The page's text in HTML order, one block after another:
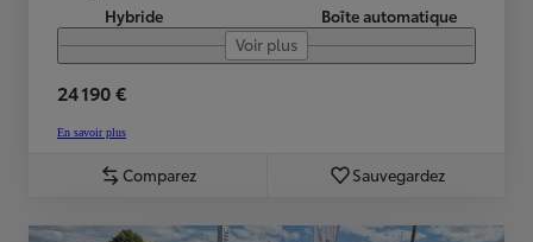
Hybride
Boîte automatique
Voir plus
24 190 €
En savoir plus
Comparez Sauvegardez